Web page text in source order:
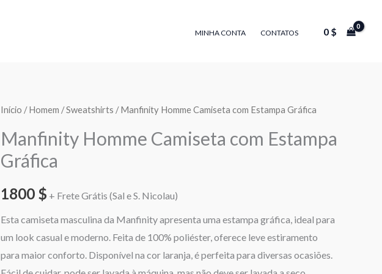
MINHA CONTA CONTATOS 0 $
Início /Homem /Sweatshirts / Manfinity Homme Camiseta com Estampa Gráfica
Manfinity Homme Camiseta com Estampa
Gráfica
1800 $ + Frete Grátis (Sal e S. Nicolau)
Esta camiseta masculina da Manfinity apresenta uma estampa gráfica, ideal para
um look casual e moderno. Feita de 100% poliéster, oferece leve estiramento
para maior conforto. Disponível na cor laranja, é perfeita para diversas ocasiões.
Quantidade
Manfinity
Homme
com
Estampa
Gráfica